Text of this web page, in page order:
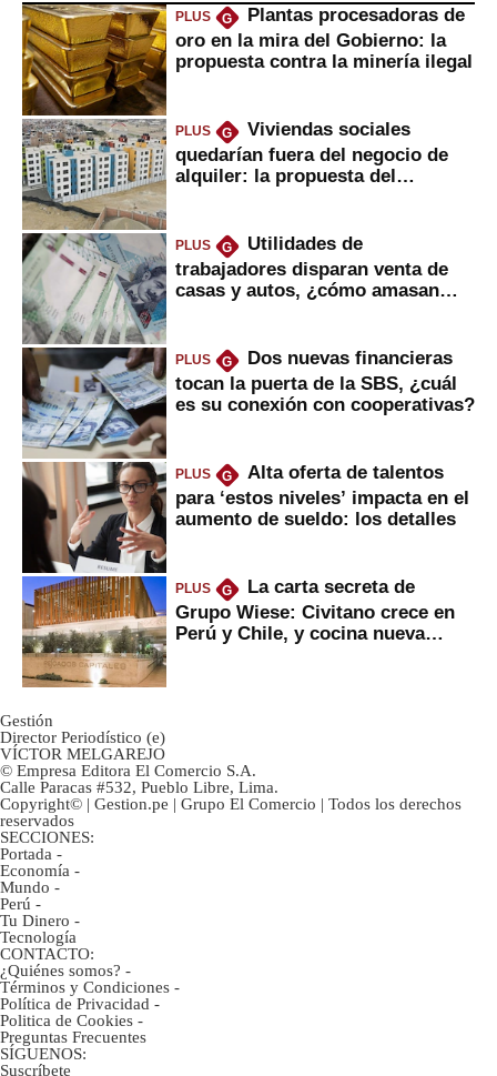
PLUS G
Plantas procesadoras de
oro en la mira del Gobierno: la
propuesta contra la minería ilegal
PLUS G
Viviendas sociales
quedarían fuera del negocio de
alquiler: la propuesta del
PLUS G
Utilidades de
trabajadores disparan venta de
casas y autos, ¿cómo amasan
PLUS G
Dos nuevas financieras
tocan la puerta de la SBS, ¿cuál
es su conexión con cooperativas?
PLUS G
Alta oferta de talentos
para ‘estos niveles’ impacta en el
aumento de sueldo: los detalles
PLUS G
La carta secreta de
Grupo Wiese: Civitano crece en
Perú y Chile, y cocina nueva
Gestión
Director Periodístico (e)
VÍCTOR MELGAREJO
© Empresa Editora El Comercio S.A.
Calle Paracas #532, Pueblo Libre, Lima.
Copyright© | Gestion.pe | Grupo El Comercio | Todos los derechos
reservados
SECCIONES:
Portada -
Economía -
Mundo -
Perú -
Tu Dinero -
Tecnología
CONTACTO:
¿Quiénes somos? -
Términos y Condiciones -
Política de Privacidad -
Politica de Cookies -
Preguntas Frecuentes
SÍGUENOS:
Suscríbete